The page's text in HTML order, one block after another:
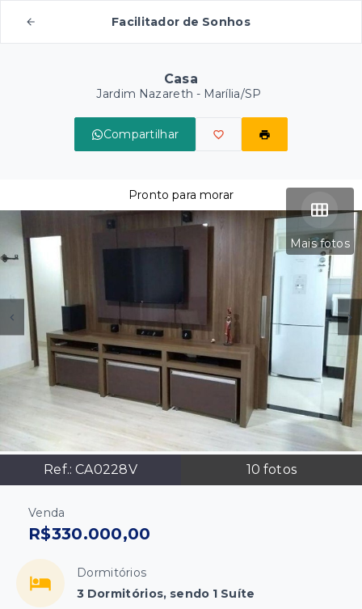
Facilitador de Sonhos
Casa
Jardim Nazareth - Marília/SP
Compartilhar
Mais fotos
Ref.: CA0228V 10 fotos
Pronto para morar
Venda
R$330.000,00
Dormitórios
3 Dormitórios, sendo 1 Suíte